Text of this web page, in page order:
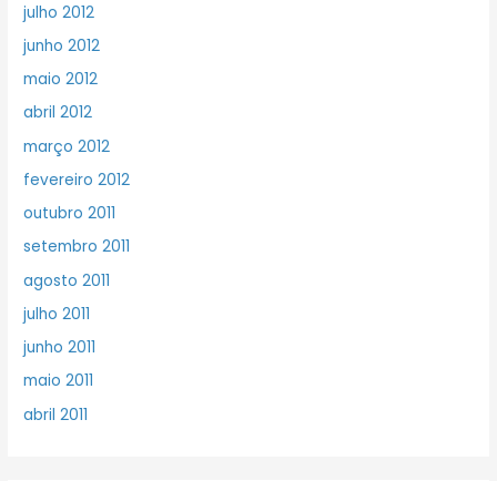
julho 2012
junho 2012
maio 2012
abril 2012
março 2012
fevereiro 2012
outubro 2011
setembro 2011
agosto 2011
julho 2011
junho 2011
maio 2011
abril 2011